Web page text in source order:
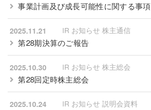
事業計画及び成長可能性に関する事項
2025.11.21 IR お知らせ 株主通信
第28期決算のご報告
2025.10.30 IR お知らせ 株主総会
第28回定時株主総会
2025.10.24 IR お知らせ 説明会資料